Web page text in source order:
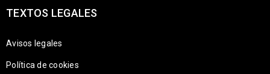
TEXTOS LEGALES
Avisos legales
Política de cookies